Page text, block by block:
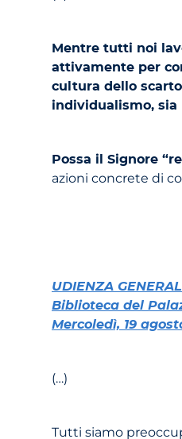
Mentre tutti noi
attivamente per
cultura dello
individualismo,
Possa il Signore
azioni concrete di
UDIENZA
Biblioteca del
Mercoledì, 19
(…)
Tutti siamo